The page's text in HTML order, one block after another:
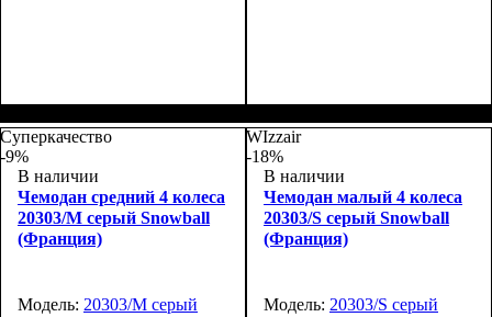
74х50х33+5
Суперкачество
-9%
В наличии
Чемодан средний 4 колеса
20303/M серый Snowball
(Франция)
Модель: 20303/M серый
WIzzair
-18%
В наличии
Чемодан малый 4 колеса
20303/S серый Snowball
(Франция)
Модель: 20303/S серый